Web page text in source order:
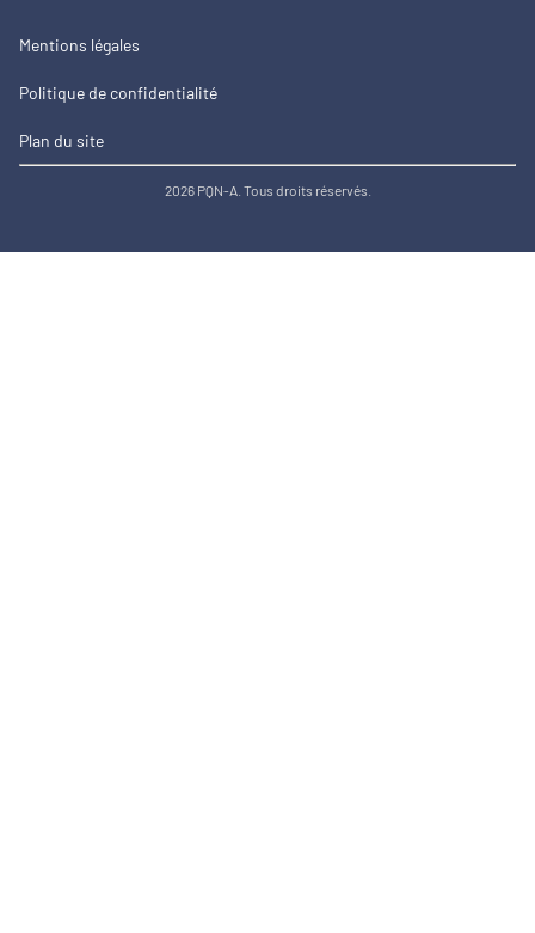
Mentions légales
Politique de confidentialité
Plan du site
2026 PQN-A. Tous droits réservés.